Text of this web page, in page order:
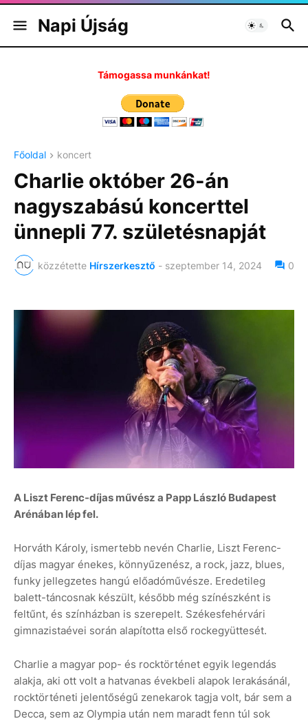
Napi Újság
Támogassa munkánkat!
Főoldal koncert
Charlie október 26-án
nagyszabású koncerttel
ünnepli 77. születésnapját
közzétette Hírszerkesztő - szeptember 14, 2024 0
A Liszt Ferenc-díjas művész a Papp László Budapest
Arénában lép fel.
Horváth Károly, ismertebb nevén Charlie, Liszt Ferenc-
díjas magyar énekes, könnyűzenész, a rock, jazz, blues,
funky jellegzetes hangú előadóművésze. Eredetileg
balett-táncosnak készült, később még színészként is
feltűnt, és színházban is szerepelt. Székesfehérvári
gimnazistaévei során alapította első rockegyüttesét.
Charlie a magyar pop- és rocktörténet egyik legendás
alakja, aki ott volt a hatvanas évekbeli alapok lerakásánál,
rocktörténeti jelentőségű zenekarok tagja volt, bár sem a
Decca, sem az Olympia után nem maradt fenn túl sok